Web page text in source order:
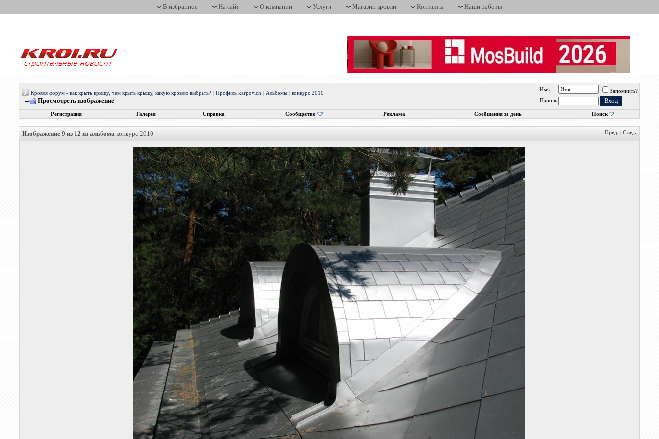
В избранное На сайт О компании Услуги Магазин кровли Контакты Наши работы
Кровля форум - как крыть крышу, чем крыть крышу, какую кровлю выбрать? |Профиль karpovich Альбомы |конкурс 2010
Просмотреть изображение
Имя
Запомнить?
Пароль
Регистрация Галерея Справка Сообщество Реклама Сообщения за день Поиск
Пред. |След.
Изображение 9 из 12 из альбомаконкурс 2010